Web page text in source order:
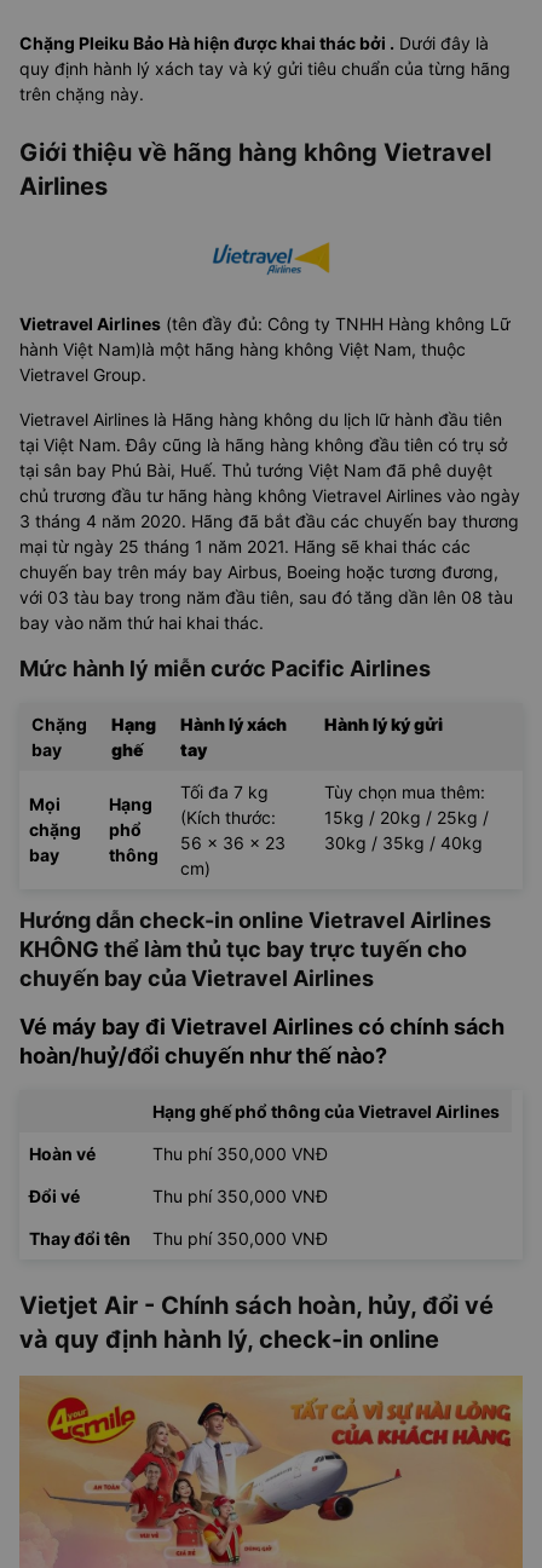
Chặng Pleiku Bảo Hà hiện được khai thác bởi . Dưới đây là
quy định hành lý xách tay và ký gửi tiêu chuẩn của từng hãng
trên chặng này.
Giới thiệu về hãng hàng không Vietravel
Airlines
Vietravel Airlines (tên đầy đủ: Công ty TNHH Hàng không Lữ
hành Việt Nam)là một hãng hàng không Việt Nam, thuộc
Vietravel Group.
Vietravel Airlines là Hãng hàng không du lịch lữ hành đầu tiên
tại Việt Nam. Đây cũng là hãng hàng không đầu tiên có trụ sở
tại sân bay Phú Bài, Huế. Thủ tướng Việt Nam đã phê duyệt
chủ trương đầu tư hãng hàng không Vietravel Airlines vào ngày
3 tháng 4 năm 2020. Hãng đã bắt đầu các chuyến bay thương
mại từ ngày 25 tháng 1 năm 2021. Hãng sẽ khai thác các
chuyến bay trên máy bay Airbus, Boeing hoặc tương đương,
với 03 tàu bay trong năm đầu tiên, sau đó tăng dần lên 08 tàu
bay vào năm thứ hai khai thác.
Mức hành lý miễn cước Pacific Airlines
Chặng
bay
Hạng
ghế
Hành lý xách
tay
Hành lý ký gửi
Mọi
chặng
bay
Hạng
phổ
thông
Tối đa 7 kg
(Kích thước:
56 x 36 x 23
cm)
Tùy chọn mua thêm:
15kg / 20kg / 25kg /
30kg / 35kg / 40kg
Hướng dẫn check-in online Vietravel Airlines
KHÔNG thể làm thủ tục bay trực tuyến cho
chuyến bay của Vietravel Airlines
Vé máy bay đi Vietravel Airlines có chính sách
hoàn/huỷ/đổi chuyến như thế nào?
Hạng ghế phổ thông của Vietravel Airlines
Hoàn vé Thu phí 350,000 VNĐ
Đổi vé Thu phí 350,000 VNĐ
Thay đổi tên Thu phí 350,000 VNĐ
Vietjet Air - Chính sách hoàn, hủy, đổi vé
và quy định hành lý, check-in online